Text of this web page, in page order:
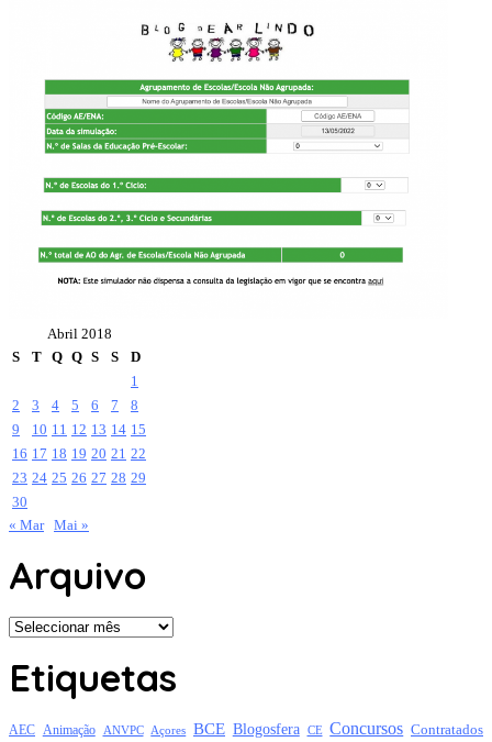
Abril 2018
S
T Q Q S S
D
1
2
3 4 5 6 7
8
9
10 11 12 13 14 15
16 17 18 19 20 21 22
23 24 25 26 27 28 29
30
« Mar Mai »
Arquivo
Arquivo
Etiquetas
AEC Animação ANVPC Açores BCE Blogosfera CE Concursos Contratados